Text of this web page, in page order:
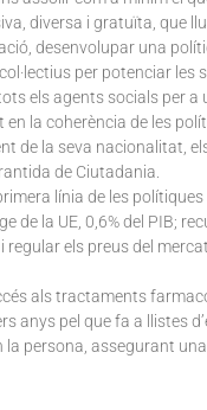
diversa i gratuïta, que
desenvolupar una
per potenciar les
els agents socials per
la coherència de les
de la seva nacionalitat,
de Ciutadania.
línia de les
de la UE, 0,6% del PIB;
regular els preus del
als tractaments
anys pel que fa a llistes
la persona, assegurant